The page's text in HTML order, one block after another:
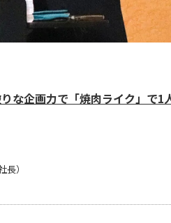
な企画力で「焼肉ライク」で
）